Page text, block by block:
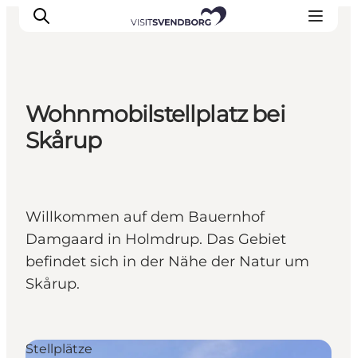
Veranstaltungen
Essen und Trinken
Den Urlaub planen
Wohnmobilstellplatz bei
Skårup
Willkommen auf dem Bauernhof
Damgaard in Holmdrup. Das Gebiet
befindet sich in der Nähe der Natur um
Skårup.
Stellplätze